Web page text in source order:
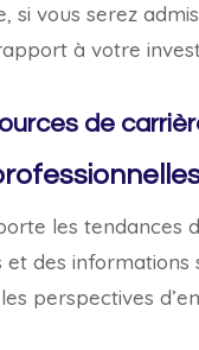
si vous serez
à votre
de
les tendances
des informations
perspectives